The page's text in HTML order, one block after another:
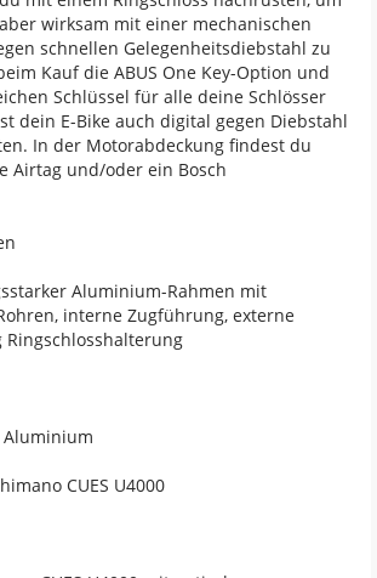
wirksam mit einer mechanischen
schnellen Gelegenheitsdiebstahl zu
Kauf die ABUS One Key-Option und
Schlüssel für alle deine Schlösser
dein E-Bike auch digital gegen Diebstahl
In der Motorabdeckung findest du
Airtag und/oder ein Bosch
Aluminium-Rahmen mit
interne Zugführung, externe
Aluminium
CUES U4000